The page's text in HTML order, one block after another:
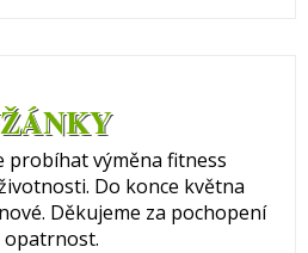
probíhat výměna fitness
Do konce května
Děkujeme za pochopení
opatrnost.